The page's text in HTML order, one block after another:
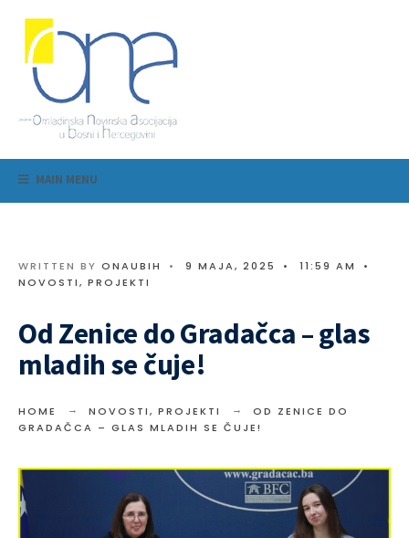
MAIN MENU
WRITTEN BY ONAUBIH • 9 MAJA, 2025 • 11:59 AM
•
NOVOSTI, PROJEKTI
Od Zenice do Gradačca – glas
mladih se čuje!
HOME NOVOSTI, PROJEKTI
OD ZENICE DO
GRADAČCA – GLAS MLADIH SE ČUJE!